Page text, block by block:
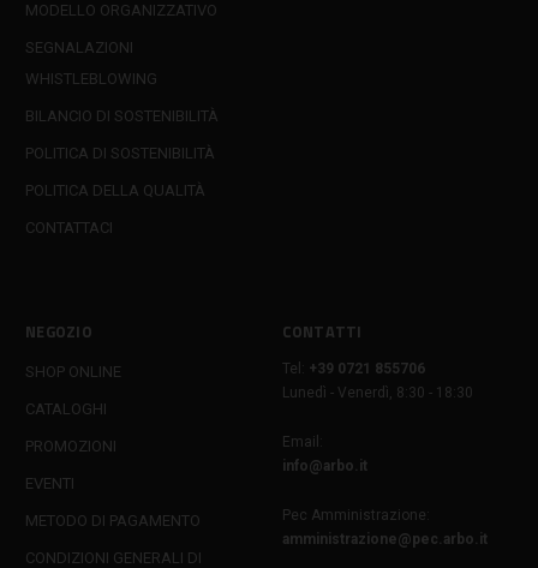
MODELLO ORGANIZZATIVO
SEGNALAZIONI
WHISTLEBLOWING
BILANCIO DI SOSTENIBILITÀ
POLITICA DI SOSTENIBILITÀ
POLITICA DELLA QUALITÀ
CONTATTACI
NEGOZIO
SHOP ONLINE
CATALOGHI
PROMOZIONI
EVENTI
METODO DI PAGAMENTO
CONDIZIONI GENERALI DI
CONTATTI
Tel:
+39 0721 855706
Lunedì - Venerdì, 8:30 - 18:30
Email:
info@arbo.it
Pec Amministrazione:
amministrazione@pec.arbo.it